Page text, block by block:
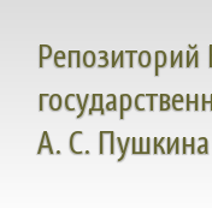
Репозиторий
А. С. Пушкина